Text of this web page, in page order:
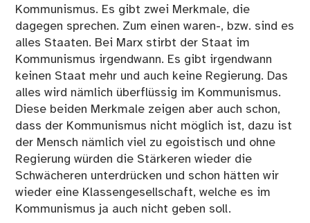
Kommunismus. Es gibt zwei Merkmale, die
dagegen sprechen. Zum einen waren-, bzw. sind es
alles Staaten. Bei Marx stirbt der Staat im
Kommunismus irgendwann. Es gibt irgendwann
keinen Staat mehr und auch keine Regierung. Das
alles wird nämlich überflüssig im Kommunismus.
Diese beiden Merkmale zeigen aber auch schon,
dass der Kommunismus nicht möglich ist, dazu ist
der Mensch nämlich viel zu egoistisch und ohne
Regierung würden die Stärkeren wieder die
Schwächeren unterdrücken und schon hätten wir
wieder eine Klassengesellschaft, welche es im
Kommunismus ja auch nicht geben soll.